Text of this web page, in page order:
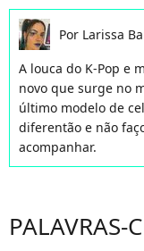
Por Larissa
A louca do K-Pop e
novo que surge no
último modelo de
diferentão e não
acompanhar.
PALAVRAS-